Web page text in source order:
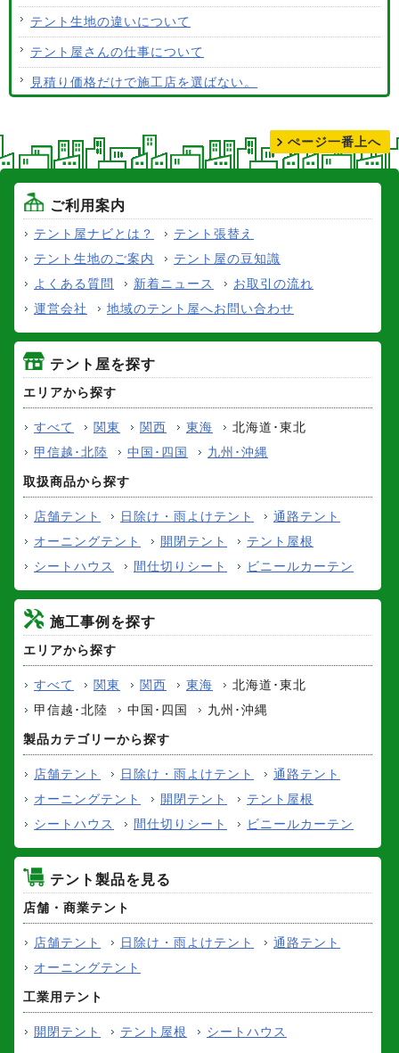
テント生地の違いについて
テント屋さんの仕事について
見積り価格だけで施工店を選ばない。
ぺージ一番上へ
ご利用案内
テント屋ナビとは？
テント張替え
テント生地のご案内
テント屋の豆知識
よくある質問
新着ニュース
お取引の流れ
運営会社
地域のテント屋へお問い合わせ
テント屋を探す
エリアから探す
すべて 関東 関西 東海
北海道･東北
甲信越･北陸
中国･四国 九州･沖縄
取扱商品から探す
店舗テント 日除け・雨よけテント
通路テント
オーニングテント
開閉テント
テント屋根
シートハウス
間仕切りシート ビニールカーテン
施工事例を探す
エリアから探す
すべて 関東 関西 東海
北海道･東北
甲信越･北陸
中国･四国 九州･沖縄
製品カテゴリーから探す
店舗テント 日除け・雨よけテント
通路テント
オーニングテント
開閉テント
テント屋根
シートハウス
間仕切りシート ビニールカーテン
テント製品を見る
店舗・商業テント
店舗テント 日除け・雨よけテント
通路テント
オーニングテント
工業用テント
開閉テント テント屋根 シートハウス